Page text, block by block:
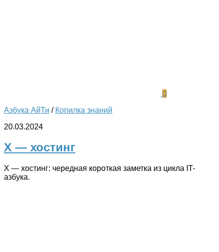
0
Азбука АйТи / Копилка знаний
20.03.2024
Х — хостинг
Х — хостинг: чередная короткая заметка из цикла IT-
азбука.